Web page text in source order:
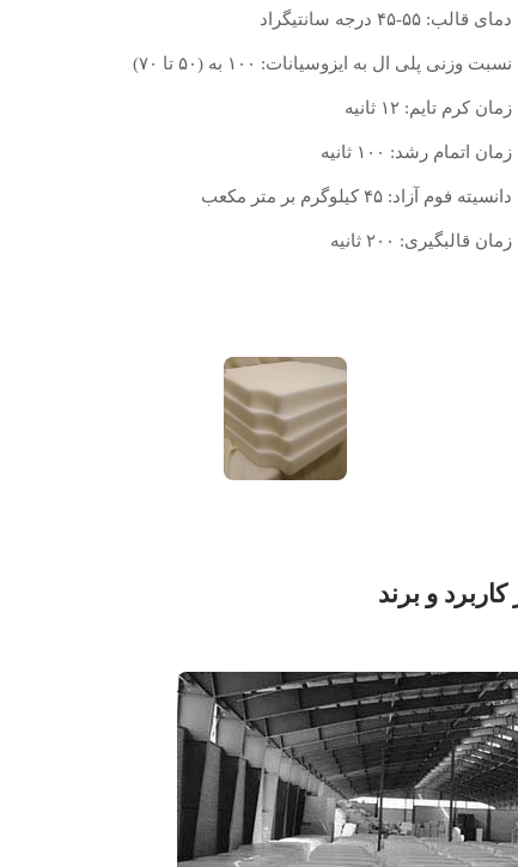
دمای قالب: ۵۵-۴۵ درجه سانتیگراد
نسبت وزنی پلی ال به ایزوسیانات: ۱۰۰ به (۵۰ تا ۷۰)
زمان کرم تایم: ۱۲ ثانیه
زمان اتمام رشد: ۱۰۰ ثانیه
دانسیته فوم آزاد: ۴۵ کیلوگرم بر متر مکعب
زمان قالبگیری: ۲۰۰ ثانیه
و برند